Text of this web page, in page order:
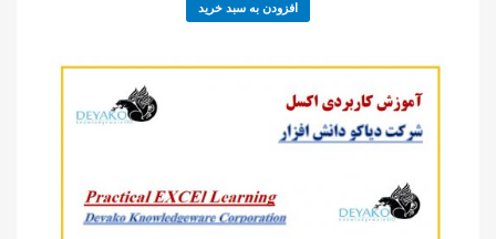
افزودن به سبد خرید